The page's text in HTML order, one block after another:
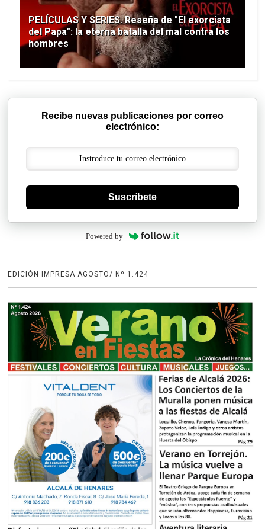
PELÍCULAS Y SERIES. Reseña de "El exorcista
del Papa": la eterna batalla del mal contra los
hombres
Recibe nuevas publicaciones por correo
electrónico:
Suscríbete
Powered by
EDICIÓN IMPRESA AGOSTO/ Nº 1.424